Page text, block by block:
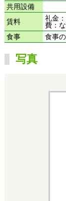
共用設備
賃料
礼金
費：
食事
食事
写真